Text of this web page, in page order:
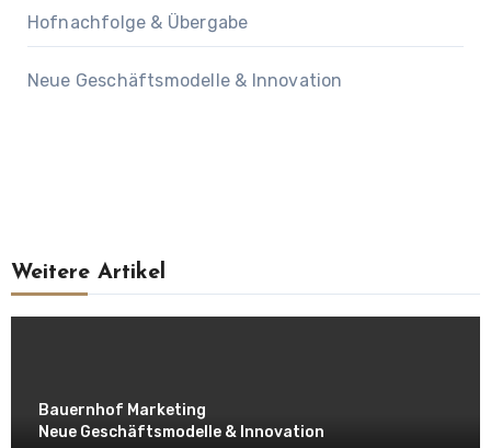
Hofnachfolge & Übergabe
Neue Geschäftsmodelle & Innovation
Weitere Artikel
Bauernhof Marketing
Neue Geschäftsmodelle & Innovation